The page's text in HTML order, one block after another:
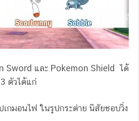
Sword และ Pokemon Shield ได้
ตัวได้แก่
เกมอนไฟ ในรูปกระต่าย นิสัยชอบวิ่ง